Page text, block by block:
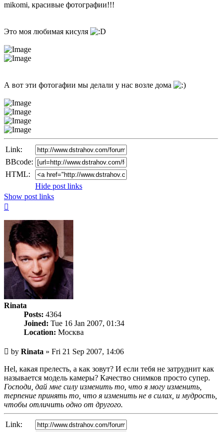
mikomi, красивые фотографии!!!
Это моя любимая кисуля
А вот эти фотогафии мы делали у нас возле дома
Link:
BBcode:
HTML:
Hide post links
Show post links
Rinata
Posts: 4364
Joined: Tue 16 Jan 2007, 01:34
Location: Москва
Unread
post
by Rinata » Fri 21 Sep 2007, 14:06
Hel, какая прелесть, а как зовут? И если тебя не затруднит как
называется модель камеры? Качество снимков просто супер.
Господи, дай мне силу изменить то, что я могу изменить,
терпение принять то, что я изменить не в силах, и мудрость,
чтобы отличить одно от другого.
Link: